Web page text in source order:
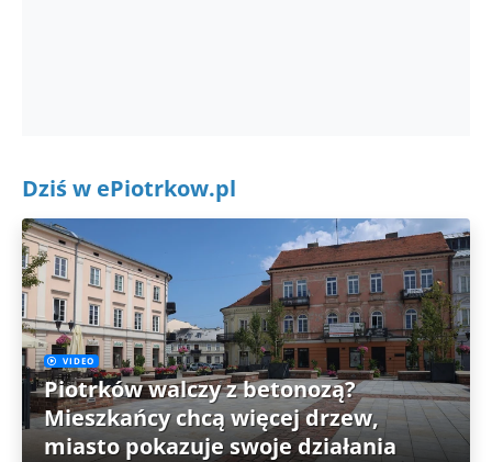
Dziś w ePiotrkow.pl
VIDEO
Piotrków walczy z betonozą?
Mieszkańcy chcą więcej drzew,
miasto pokazuje swoje działania